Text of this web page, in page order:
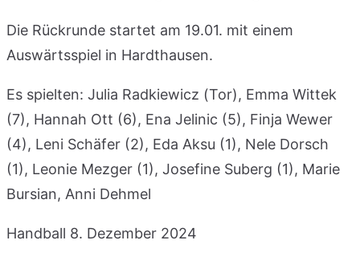
Die Rückrunde startet am 19.01. mit einem
Auswärtsspiel in Hardthausen.
Es spielten: Julia Radkiewicz (Tor), Emma Wittek
(7), Hannah Ott (6), Ena Jelinic (5), Finja Wewer
(4), Leni Schäfer (2), Eda Aksu (1), Nele Dorsch
(1), Leonie Mezger (1), Josefine Suberg (1), Marie
Bursian, Anni Dehmel
Handball 8. Dezember 2024